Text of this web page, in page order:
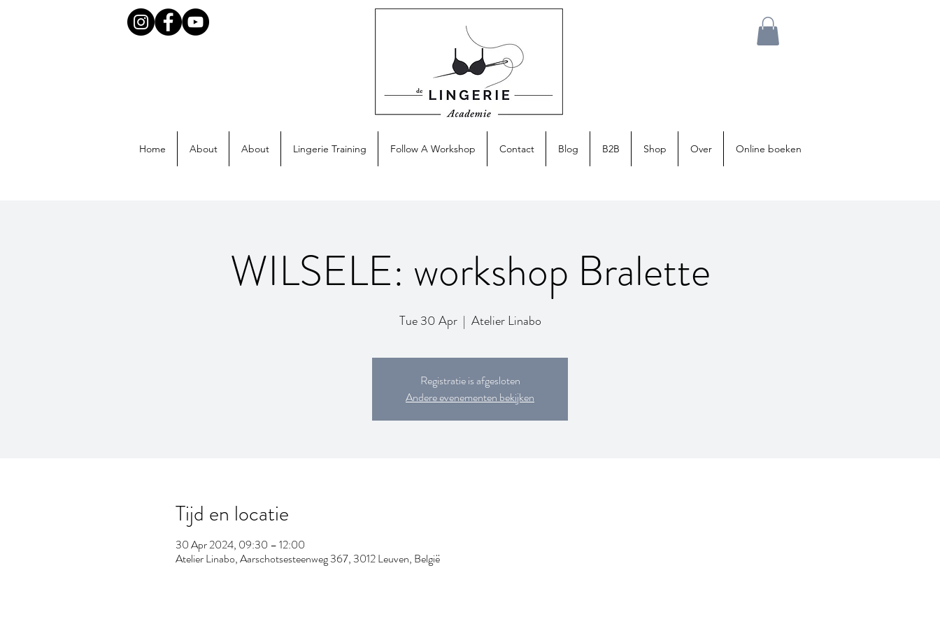
Home About About Lingerie Training Follow A Workshop Contact Blog B2B Shop Over Online boeken
WILSELE: workshop Bralette
Tue 30 Apr
  |
Atelier Linabo
Registratie is afgesloten
Andere evenementen bekijken
Tijd en locatie
30 Apr 2024, 09:30 – 12:00
Atelier Linabo, Aarschotsesteenweg 367, 3012 Leuven, België